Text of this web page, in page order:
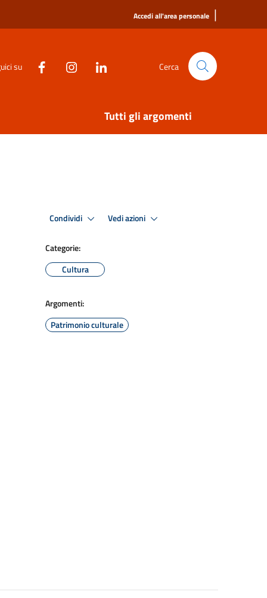
Accedi all'area personale |
su Cerca
Tutti gli argomenti
Condividi Vedi azioni
Categorie:
Cultura
Argomenti:
Patrimonio culturale